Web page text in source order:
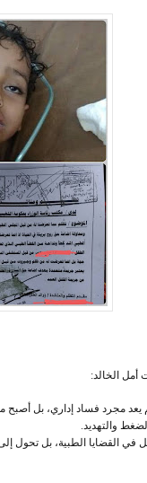
أمل الخالد:
مجرد فساد إداري، بل أصبح
والتهديد.
في القضايا الطبية، بل